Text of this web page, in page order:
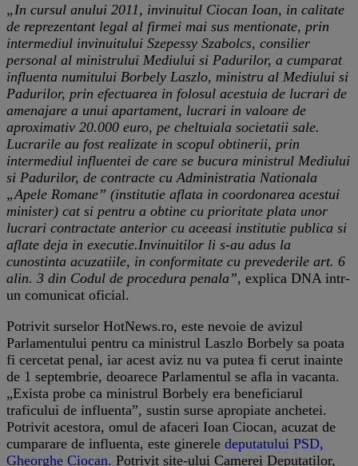
„In cursul anului 2011, invinuitul Ciocan Ioan, in calitate
de reprezentant legal al firmei mai sus mentionate, prin
intermediul invinuitului Szepessy Szabolcs, consilier
personal al ministrului Mediului si Padurilor, a cumparat
influenta numitului Borbely Laszlo, ministru al Mediului si
Padurilor, prin efectuarea in folosul acestuia de lucrari de
amenajare a unui apartament, lucrari in valoare de
aproximativ 20.000 euro, pe cheltuiala societatii sale.
Lucrarile au fost realizate in scopul obtinerii, prin
intermediul influentei de care se bucura ministrul Mediului
si Padurilor, de contracte cu Administratia Nationala
„Apele Romane” (institutie aflata in coordonarea acestui
minister) cat si pentru a obtine cu prioritate plata unor
lucrari contractate anterior cu aceeasi institutie publica si
aflate deja in executie.Invinuitilor li s-au adus la
cunostinta acuzatiile, in conformitate cu prevederile art. 6
alin. 3 din Codul de procedura penala”, explica DNA intr-
un comunicat oficial.
Potrivit surselor HotNews.ro, este nevoie de avizul
Parlamentului pentru ca ministrul Laszlo Borbely sa poata
fi cercetat penal, iar acest aviz nu va putea fi cerut inainte
de 1 septembrie, deoarece Parlamentul se afla in vacanta.
„Exista probe ca ministrul Borbely era beneficiarul
traficului de influenta”, sustin surse apropiate anchetei.
Potrivit acestora, omul de afaceri Ioan Ciocan, acuzat de
cumparare de influenta, este ginerele deputatului PSD,
Gheorghe Ciocan. Potrivit site-ului Camerei Deputatilor,